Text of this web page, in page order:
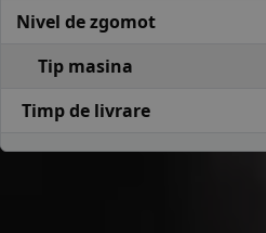
Nivel de zgomot
Tip masina
Timp de livrare